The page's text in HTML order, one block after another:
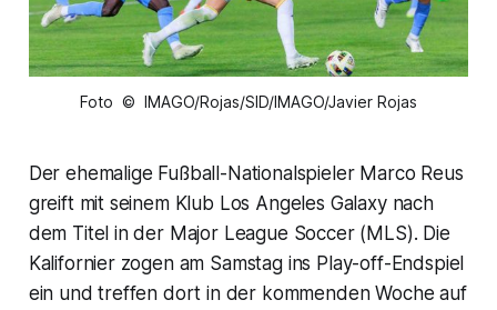
Foto © IMAGO/Rojas/SID/IMAGO/Javier Rojas
Der ehemalige Fußball-Nationalspieler Marco Reus
greift mit seinem Klub Los Angeles Galaxy nach
dem Titel in der Major League Soccer (MLS). Die
Kalifornier zogen am Samstag ins Play-off-Endspiel
ein und treffen dort in der kommenden Woche auf